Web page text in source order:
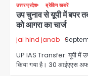
उत्तर प्रदेश ब्रेकिंग खबरें
उप चुनाव से यूपी में बपर
को आगरा का चार्ज
jai hind janab
UP IAS Transfer: यूपी में
किया गया है। 30 आईएएस